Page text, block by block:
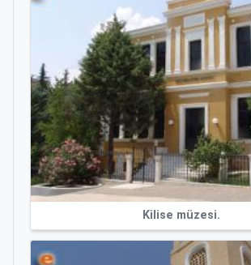
Kilise müzesi.